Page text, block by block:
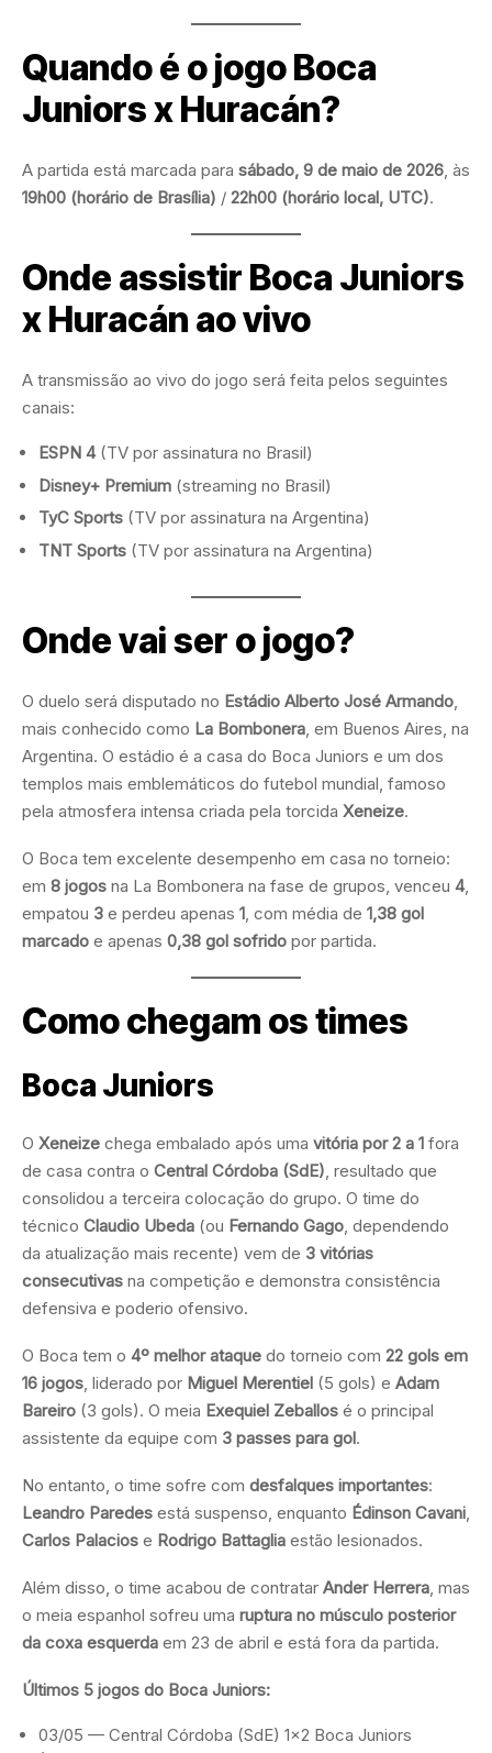
Quando é o jogo Boca
Juniors x Huracán?
A partida está marcada para sábado, 9 de maio de 2026, às
19h00 (horário de Brasília) / 22h00 (horário local, UTC).
Onde assistir Boca Juniors
x Huracán ao vivo
A transmissão ao vivo do jogo será feita pelos seguintes
canais:
ESPN 4(TV por assinatura no Brasil)
Disney+ Premium (streaming no Brasil)
TyC Sports (TV por assinatura na Argentina)
TNT Sports (TV por assinatura na Argentina)
Onde vai ser o jogo?
O duelo será disputado no Estádio Alberto José Armando
mais conhecido como La Bombonera , em Buenos Aires, na
Argentina. O estádio é a casa do Boca Juniors e um dos
templos mais emblemáticos do futebol mundial, famoso
pela atmosfera intensa criada pela torcida Xeneize.
O Boca tem excelente desempenho em casa no torneio:
em 8 jogos na La Bombonera na fase de grupos, venceu 4,
empatou 3 e perdeu apenas 1 , com média de 1,38 gol
marcado e apenas 0,38 gol sofrido por partida.
Como chegam os times
Boca Juniors
O Xeneize chega embalado após uma vitória por 2 a 1 fora
de casa contra o Central Córdoba (SdE) , resultado que
consolidou a terceira colocação do grupo. O time do
técnico Claudio Ubeda (ou Fernando Gago , dependendo
da atualização mais recente) vem de 3 vitórias
consecutivas na competição e demonstra consistência
defensiva e poderio ofensivo.
O Boca tem o 4º melhor ataque do torneio com 22 gols em
16 jogos , liderado por Miguel Merentiel (5 gols) e Adam
Bareiro (3 gols). O meia Exequiel Zeballos é o principal
assistente da equipe com 3 passes para gol.
No entanto, o time sofre com desfalques importantes:
Leandro Paredes está suspenso, enquanto Édinson Cavani
Carlos Palacios e Rodrigo Battaglia estão lesionados.
Além disso, o time acabou de contratar Ander Herrera , mas
o meia espanhol sofreu uma ruptura no músculo posterior
da coxa esquerda em 23 de abril e está fora da partida.
Últimos 5 jogos do Boca Juniors:
03/05 — Central Córdoba (SdE) 1×2 Boca Juniors